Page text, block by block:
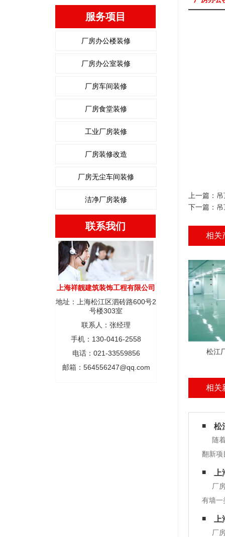
服务项目
厂房办公楼装修
厂房办公室装修
厂房车间装修
厂房食堂装修
工业厂房装修
厂房装修改造
厂房无尘车间装修
洁净厂房装修
联系我们
上海祥靓建筑装饰工程有限公司
地址：上海松江区泗砖路600号2
号楼303室
联系人：张经理
手机：130-0416-2558
电话：021-33559856
邮箱：564556247@qq.com
上一篇：
下一篇：
相关
松江
相关
松
随
翻新项
提供
厂
有墙一
避免
写字
厂